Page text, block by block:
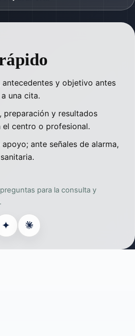
antecedentes y objetivo antes
una cita.
preparación y resultados
centro o profesional.
ante señales de alarma,
para la consulta y